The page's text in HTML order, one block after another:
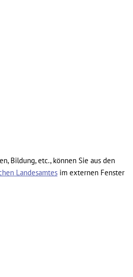
Bildung, etc., können Sie aus den
Landesamtesim externen Fenster